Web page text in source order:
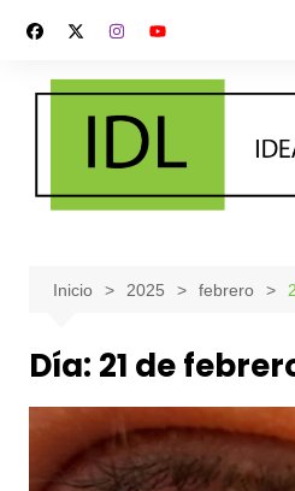
contenido
Inicio 2025 febrero
Día: 21 de